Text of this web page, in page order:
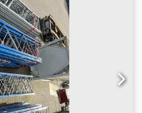
es tartógerenda: 25,00 €,
€, 1 db 3600 mm-es
elleni védelem 2700
3600 mm: 30,00
számára: 35,00 €
eladás lehetséges
átvétel!